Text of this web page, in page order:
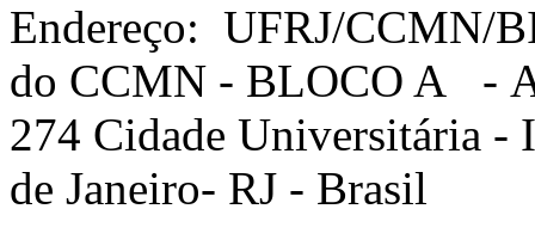
Endereço: UFRJ/CCMN/
do CCMN - BLOCO A -
274 Cidade Universitária -
de Janeiro- RJ - Brasil